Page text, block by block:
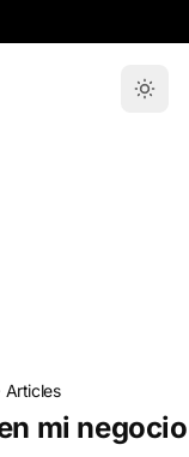
Articles
mi negocio